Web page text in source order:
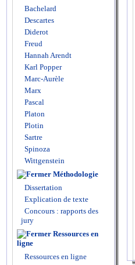
Bachelard
Descartes
Diderot
Freud
Hannah Arendt
Karl Popper
Marc-Aurèle
Marx
Pascal
Platon
Plotin
Sartre
Spinoza
Wittgenstein
Méthodologie
Dissertation
Explication de texte
Concours : rapports des
jury
Ressources en
ligne
Ressources en ligne